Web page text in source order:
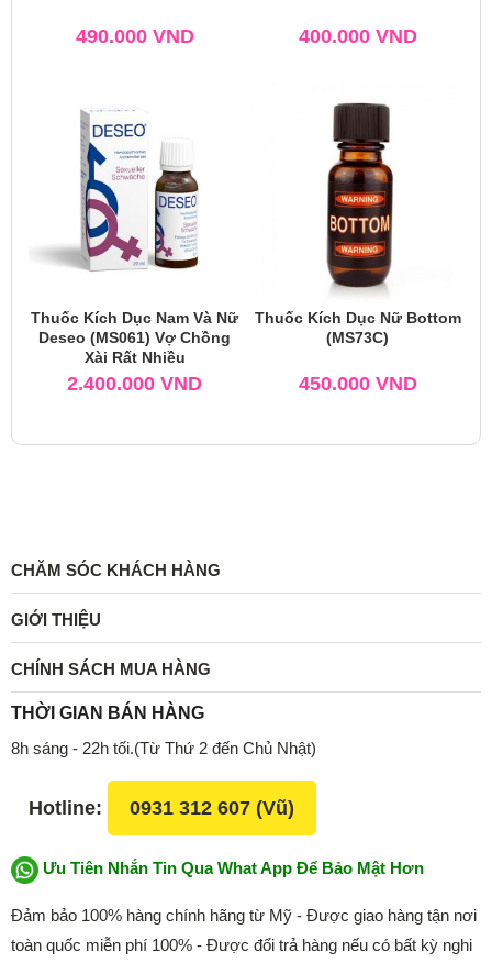
490.000 VND 400.000 VND
Thuốc Kích Dục Nam Và Nữ
Deseo (MS061) Vợ Chồng
Xài Rất Nhiều
2.400.000 VND
Thuốc Kích Dục Nữ Bottom
(MS73C)
450.000 VND
CHĂM SÓC KHÁCH HÀNG
GIỚI THIỆU
CHÍNH SÁCH MUA HÀNG
THỜI GIAN BÁN HÀNG
8h sáng - 22h tối.(Từ Thứ 2 đến Chủ Nhật)
Hotline: 0931 312 607 (Vũ)
Ưu Tiên Nhắn Tin Qua What App Để Bảo Mật Hơn
Đảm bảo 100% hàng chính hãng từ Mỹ - Được giao hàng tận nơi
toàn quốc miễn phí 100% - Được đổi trả hàng nếu có bất kỳ nghi